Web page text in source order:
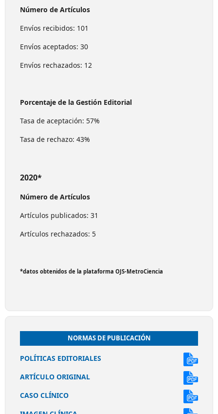
Número de Artículos
Envíos recibidos: 101
Envíos aceptados: 30
Envíos rechazados: 12
Porcentaje de la Gestión Editorial
Tasa de aceptación: 57%
Tasa de rechazo: 43%
2020*
Número de Artículos
Artículos publicados: 31
Artículos rechazados: 5
*datos obtenidos de la plataforma OJS-MetroCiencia
NORMAS DE PUBLICACIÓN
POLÍTICAS EDITORIALES
ARTÍCULO ORIGINAL
CASO CLÍNICO